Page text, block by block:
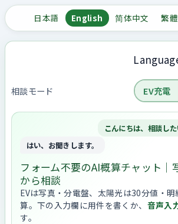
日本語 English 简体中文 繁
相談モード EV充電
こんにちは、相談し
はい、お聞きします。
フォーム不要のAI概算チャット｜
から相談
EVは写真・分電盤、太陽光は30分値・
算。下の入力欄に用件を書くか、 音声入
す。